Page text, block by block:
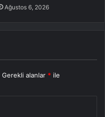
Ağustos 6, 2026
Gerekli alanlar * ile